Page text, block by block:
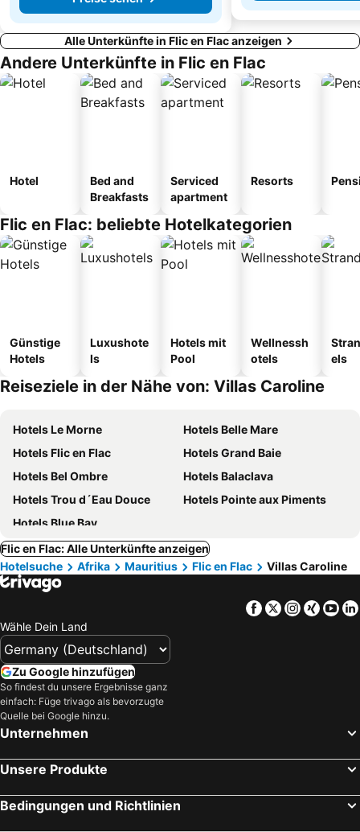
Alle Unterkünfte in Flic en Flac anzeigen
Andere Unterkünfte in Flic en Flac
Hotel
Bed and
Breakfasts
Serviced
apartment
Resorts
Flic en Flac: beliebte Hotelkategorien
Günstige
Hotels
Luxushote
ls
Hotels mit
Pool
Wellnessh
otels
els
Reiseziele in der Nähe von: Villas Caroline
Hotels Le Morne
Hotels Belle Mare
Hotels Flic en Flac
Hotels Grand Baie
Hotels Bel Ombre
Hotels Balaclava
Hotels Trou d´Eau Douce
Hotels Pointe aux Piments
Hotels Blue Bay
Flic en Flac: Alle Unterkünfte anzeigen
Hotelsuche
Afrika Mauritius Flic en Flac Villas Caroline
Facebook
TwitterXing
Wähle Dein Land
Zu Google hinzufügen
So findest du unsere Ergebnisse ganz
einfach: Füge trivago als bevorzugte
Quelle bei Google hinzu.
Unternehmen
Unsere Produkte
Bedingungen und Richtlinien